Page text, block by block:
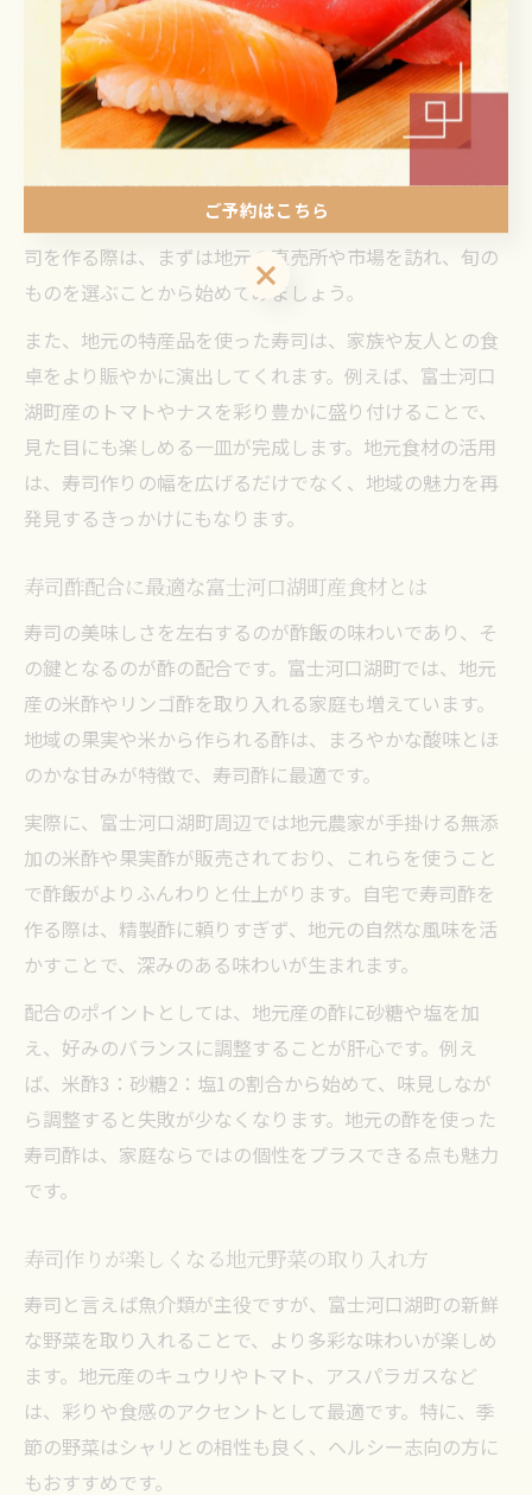
野菜や山菜は素材本来の甘みや食感が際立ち、酢飯との
相性も抜群です。
地元食材を選ぶ際は、鮮度にこだわることが重要です。
例えば、朝採れのキュウリやアスパラ、季節の山菜は、
簡単な塩もみや浅漬けにしてから寿司ネタとして活用す
ると、シャリの酸味と調和しやすくなります。家庭で寿
司を作る際は、まずは地元の直売所や市場を訪れ、旬の
ものを選ぶことから始めてみましょう。
また、地元の特産品を使った寿司は、家族や友人との食
卓をより賑やかに演出してくれます。例えば、富士河口
湖町産のトマトやナスを彩り豊かに盛り付けることで、
見た目にも楽しめる一皿が完成します。地元食材の活用
は、寿司作りの幅を広げるだけでなく、地域の魅力を再
発見するきっかけにもなります。
寿司酢配合に最適な富士河口湖町産食材とは
寿司の美味しさを左右するのが酢飯の味わいであり、そ
の鍵となるのが酢の配合です。富士河口湖町では、地元
産の米酢やリンゴ酢を取り入れる家庭も増えています。
地域の果実や米から作られる酢は、まろやかな酸味とほ
のかな甘みが特徴で、寿司酢に最適です。
実際に、富士河口湖町周辺では地元農家が手掛ける無添
加の米酢や果実酢が販売されており、これらを使うこと
で酢飯がよりふんわりと仕上がります。自宅で寿司酢を
作る際は、精製酢に頼りすぎず、地元の自然な風味を活
かすことで、深みのある味わいが生まれます。
配合のポイントとしては、地元産の酢に砂糖や塩を加
え、好みのバランスに調整することが肝心です。例え
ば、米酢3：砂糖2：塩1の割合から始めて、味見しなが
ら調整すると失敗が少なくなります。地元の酢を使った
寿司酢は、家庭ならではの個性をプラスできる点も魅力
です。
寿司作りが楽しくなる地元野菜の取り入れ方
寿司と言えば魚介類が主役ですが、富士河口湖町の新鮮
な野菜を取り入れることで、より多彩な味わいが楽しめ
ます。地元産のキュウリやトマト、アスパラガスなど
は、彩りや食感のアクセントとして最適です。特に、季
節の野菜はシャリとの相性も良く、ヘルシー志向の方に
もおすすめです。
ご予約はこちら
ご予約はこちら